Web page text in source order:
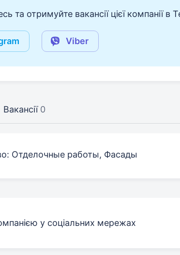
та отримуйте вакансії цієї компанії в
Viber
Вакансії 0
Отделочные работы, Фасады
у соціальних мережах